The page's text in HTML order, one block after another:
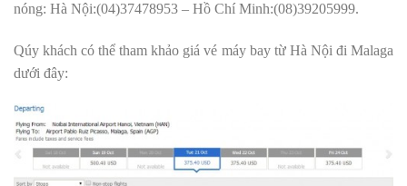
nóng: Hà Nội:(04)37478953 – Hồ Chí Minh:(08)39205999.
Qúy khách có thể tham khảo giá vé máy bay từ Hà Nội đi Malaga
dưới đây: